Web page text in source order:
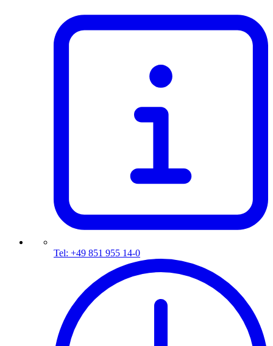
Tel: +49 851 955 14-0